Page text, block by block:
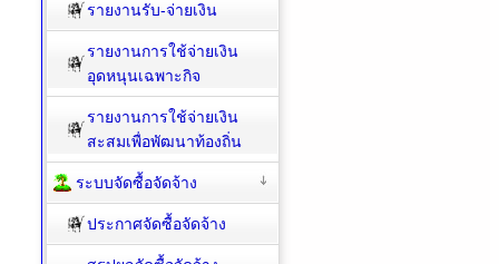
รายงานรับ-จ่ายเงิน
รายงานการใช้จ่ายเงิน
อุดหนุนเฉพาะกิจ
รายงานการใช้จ่ายเงิน
สะสมเพื่อพัฒนาท้องถิ่น
ระบบจัดซื้อจัดจ้าง
ประกาศจัดซื้อจัดจ้าง